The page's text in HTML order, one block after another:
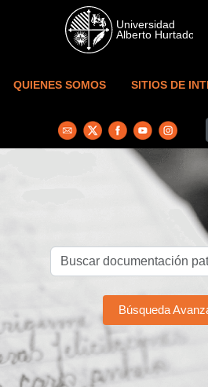
Skip to main content
QUIENES SOMOS SITIOS DE
Búsqueda